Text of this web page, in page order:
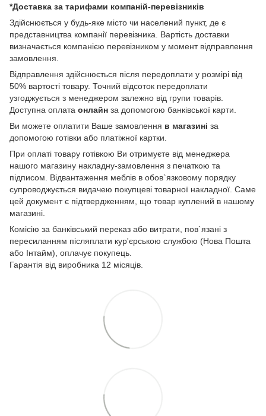
*Доставка за тарифами компаній-перевізників
Здійснюється у будь-яке місто чи населений пункт, де є
представництва компанії перевізника. Вартість доставки
визначається компанією перевізником у момент відправлення
замовлення.
Відправлення здійснюється після передоплати у розмірі від
50% вартості товару. Точний відсоток передоплати
узгоджується з менеджером залежно від групи товарів.
Доступна оплата онлайн за допомогою банківської карти.
Ви можете оплатити Ваше замовлення в магазині за
допомогою готівки або платіжної картки.
При оплаті товару готівкою Ви отримуєте від менеджера
нашого магазину накладну-замовлення з печаткою та
підписом. Відвантаження меблів в обов`язковому порядку
супроводжується видачею покупцеві товарної накладної. Саме
цей документ є підтвердженням, що товар куплений в нашому
магазині.
Комісію за банківський переказ або витрати, пов`язані з
пересиланням післяплати кур'єрською службою (Нова Пошта
або Інтайм), оплачує покупець.
Гарантія від виробника 12 місяців.